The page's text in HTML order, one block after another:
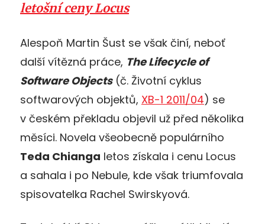
letošní ceny Locus
Alespoň Martin Šust se však činí, neboť
další vítězná práce, The Lifecycle of
Software Objects(č. Životní cyklus
softwarových objektů, XB-1 2011/04) se
v českém překladu objevil už před několika
měsíci. Novela všeobecně populárního
Teda Chianga letos získala i cenu Locus
a sahala i po Nebule, kde však triumfovala
spisovatelka Rachel Swirskyová.